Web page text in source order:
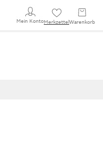
Mein KontoMerkzettel Warenkorb